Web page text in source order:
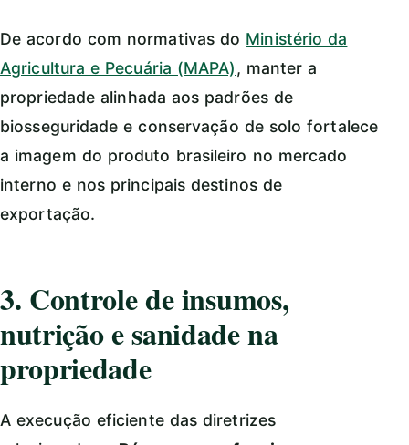
De acordo com normativas do Ministério da
Agricultura e Pecuária (MAPA), manter a
propriedade alinhada aos padrões de
biosseguridade e conservação de solo fortalece
a imagem do produto brasileiro no mercado
interno e nos principais destinos de
exportação.
3. Controle de insumos,
nutrição e sanidade na
propriedade
A execução eficiente das diretrizes